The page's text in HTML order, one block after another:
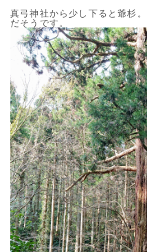
真弓神社から少し下ると爺杉。
だそうです。